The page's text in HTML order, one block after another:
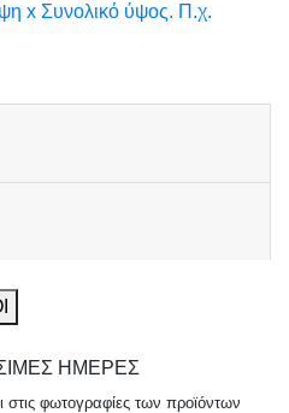
x Συνολικό ύψος. Π.χ.
ΗΜΕΡΕΣ
φωτογραφίες των προϊόντων